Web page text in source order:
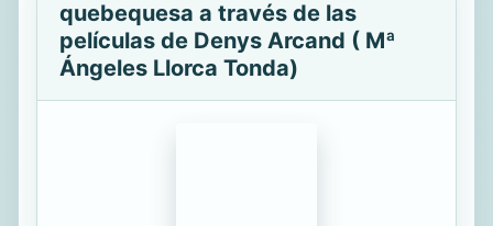
quebequesa a través de las
películas de Denys Arcand ( Mª
Ángeles Llorca Tonda)